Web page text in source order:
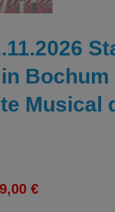
Bochum
Musical
€